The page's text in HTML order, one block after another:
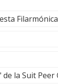
de la Suit Peer